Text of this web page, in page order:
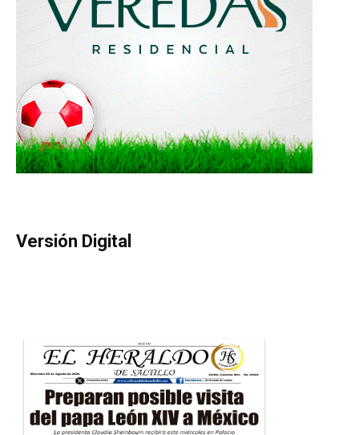
Versión Digital